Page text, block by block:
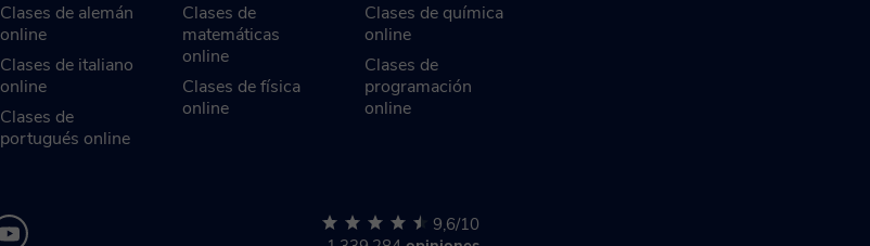
Clases de alemán
online
Clases de italiano
online
Clases de
portugués online
Clases de
matemáticas
online
Clases de física
online
Clases de química
online
Clases de
programación
online
9,6/10